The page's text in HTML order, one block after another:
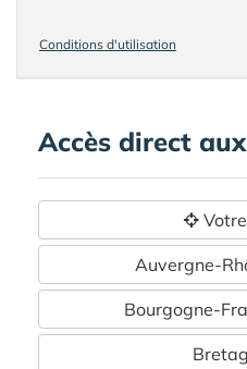
Conditions d'utilisation
Accès direct aux
Auvergne-
Bourgogne-